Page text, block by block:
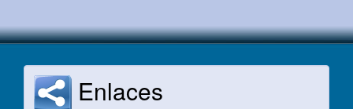
Enlaces